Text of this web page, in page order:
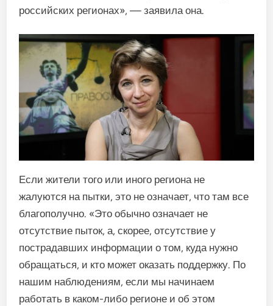
российских регионах», — заявила она.
Если жители того или иного региона не
жалуются на пытки, это не означает, что там все
благополучно. «Это обычно означает не
отсутствие пыток, а, скорее, отсутствие у
пострадавших информации о том, куда нужно
обращаться, и кто может оказать поддержку. По
нашим наблюдениям, если мы начинаем
работать в каком-либо регионе и об этом